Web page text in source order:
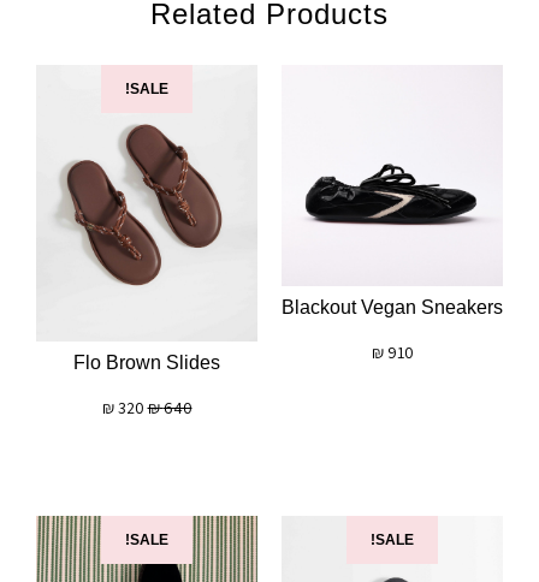
Related Products
Blackout Vegan Sneakers
910
₪
SALE!
Flo Brown Slides
640
₪
320
₪
SALE!
SALE!